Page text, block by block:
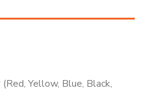
Yellow, Blue, Black,